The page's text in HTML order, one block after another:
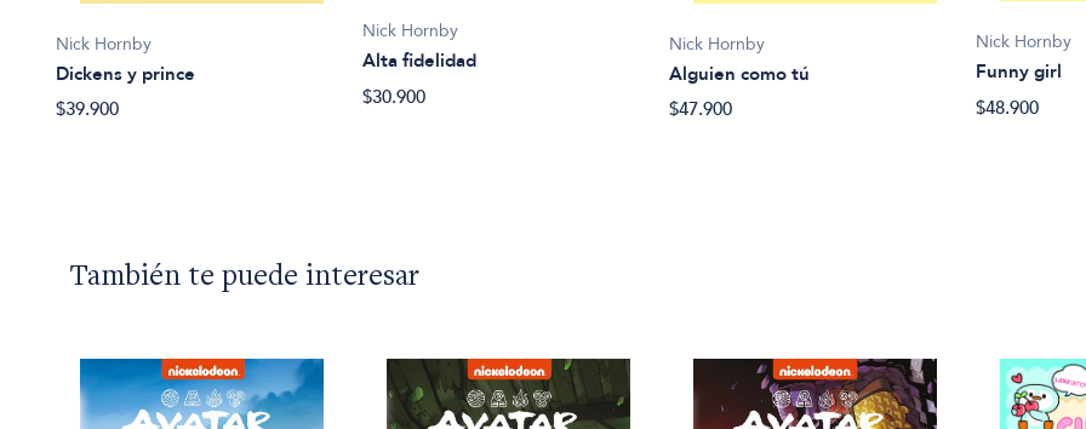
Nick Hornby
Dickens y prince
$39.900
Nick Hornby
Alta fidelidad
$30.900
Nick Hornby
Alguien como tú
$47.900
Nick Hornby
Funny girl
$48.900
También te puede interesar